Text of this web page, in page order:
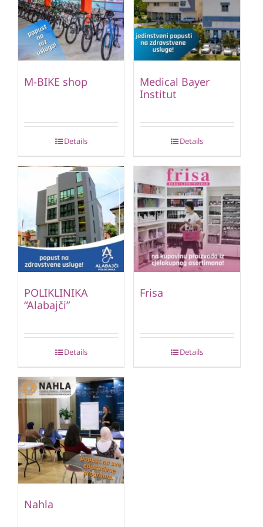
M-BIKE shop
Details
Medical Bayer
Institut
Details
POLIKLINIKA
“Alabajči”
Details
Frisa
Details
Nahla